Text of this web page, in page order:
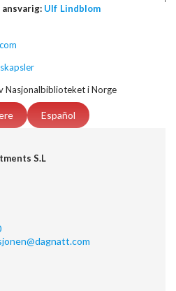
Ulf Lindblom
Nasjonalbiblioteket i Norge
Español
S.L